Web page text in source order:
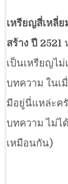
เหรียญสี่เหลี่
สร้าง ปี 2521
เป็นเหรียญไ
บทความ ในเ
มีอยู่นี่แหล่ะค
บทความ ไม่ไ
เหมือนกัน)